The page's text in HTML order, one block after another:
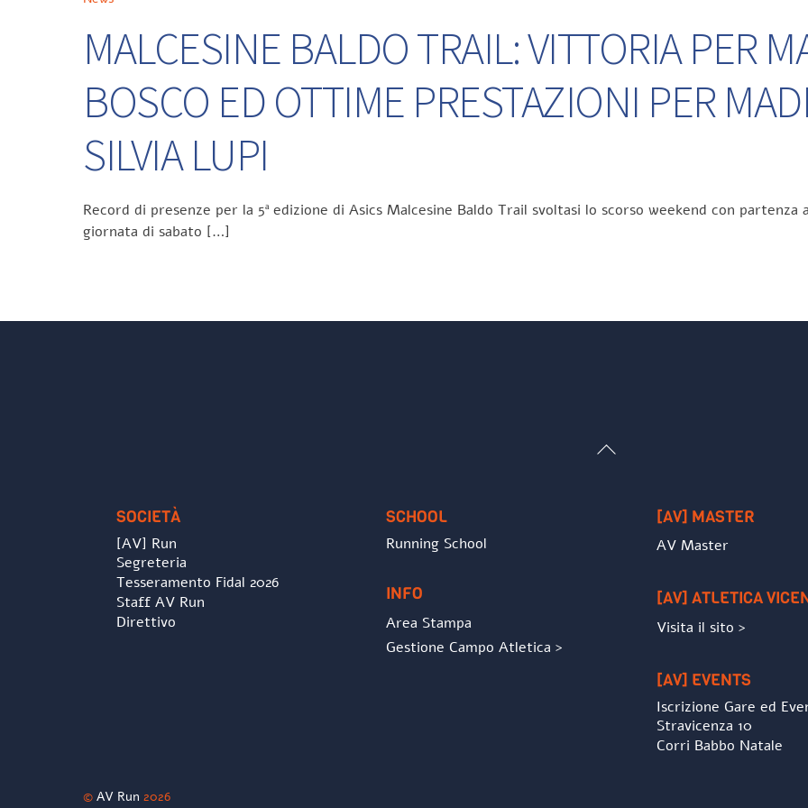
MALCESINE BALDO TRAIL: VITTORIA PER
BOSCO ED OTTIME PRESTAZIONI PER
SILVIA LUPI
Record di presenze per la 5ª edizione di Asics Malcesine Baldo Trail svoltasi lo scorso weekend con
giornata di sabato […]
Back
SOCIETÀ
[AV] Run
Segreteria
Tesseramento Fidal 2026
Staff AV Run
Direttivo
SCHOOL
Running School
INFO
Area Stampa
Gestione Campo Atletica >
[AV] MASTER
AV Master
[AV] ATLETICA
Visita il sito >
[AV] EVENTS
Iscrizione Gare ed
Stravicenza 10
Corri Babbo Natale
© AV Run 2026